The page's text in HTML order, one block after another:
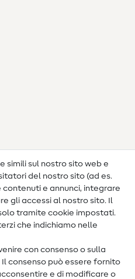
simili sul nostro sito web e
del nostro sito (ad es.
contenuti e annunci, integrare
gli accessi al nostro sito. Il
tramite cookie impostati.
che indichiamo nelle
con consenso o sulla
consenso può essere fornito
e di modificare o